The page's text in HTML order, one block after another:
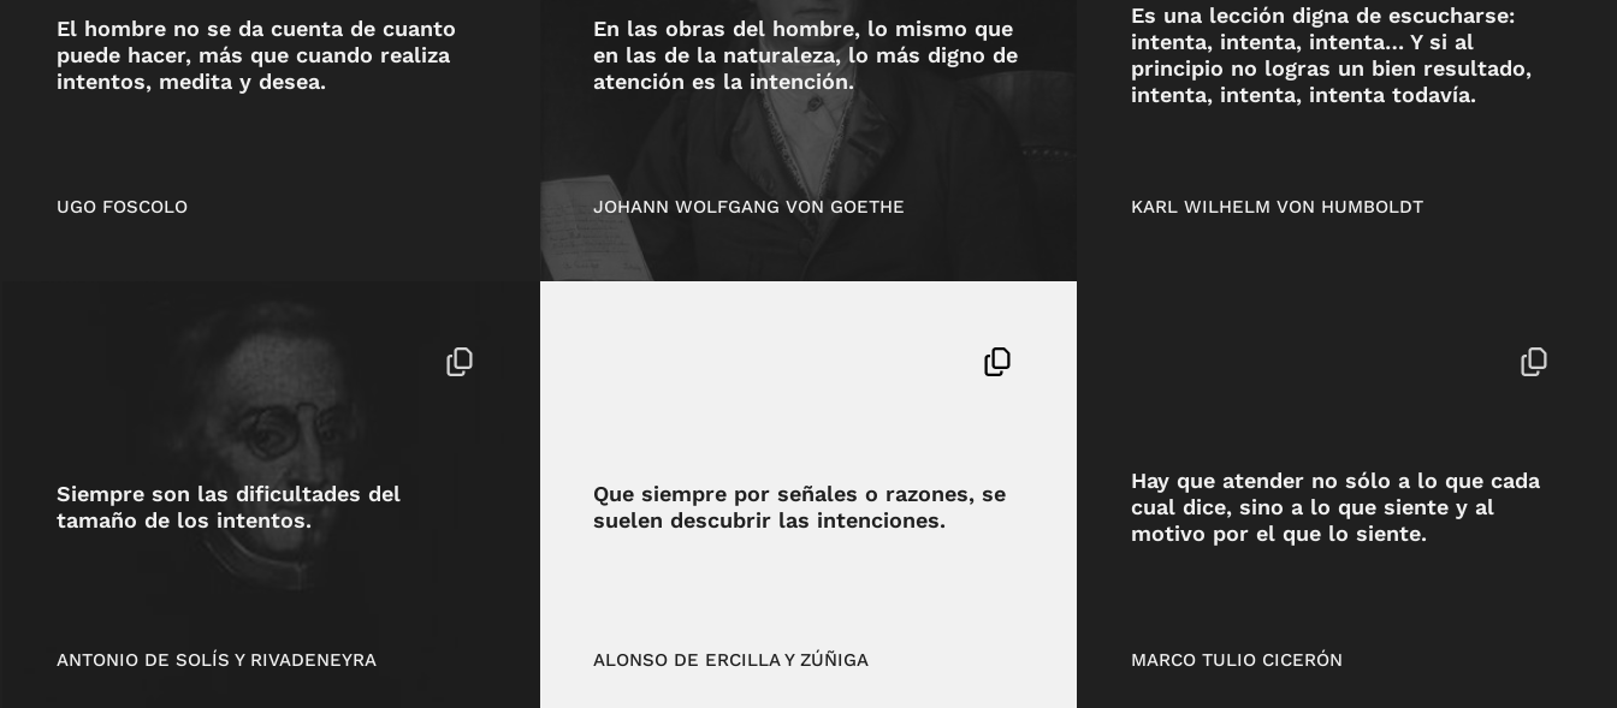
El hombre no se da cuenta de cuanto
puede hacer, más que cuando realiza
intentos, medita y desea.
UGO FOSCOLO
En las obras del hombre, lo mismo que
en las de la naturaleza, lo más digno de
atención es la intención.
JOHANN WOLFGANG VON GOETHE
Es una lección digna de escucharse:
intenta, intenta, intenta… Y si al
principio no logras un bien resultado,
intenta, intenta, intenta todavía.
KARL WILHELM VON HUMBOLDT
Siempre son las dificultades del
tamaño de los intentos.
ANTONIO DE SOLÍS Y RIVADENEYRA
Que siempre por señales o razones, se
suelen descubrir las intenciones.
ALONSO DE ERCILLA Y ZÚÑIGA
Hay que atender no sólo a lo que cada
cual dice, sino a lo que siente y al
motivo por el que lo siente.
MARCO TULIO CICERÓN